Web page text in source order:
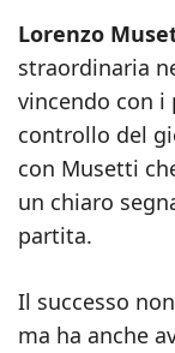
Lorenzo
straordinaria
vincendo con i
controllo del
con Musetti
un chiaro
partita.
Il successo
ma ha anche